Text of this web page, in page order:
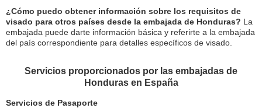
¿Cómo puedo obtener información sobre los requisitos de
visado para otros países desde la embajada de Honduras? La
embajada puede darte información básica y referirte a la embajada
del país correspondiente para detalles específicos de visado.
Servicios proporcionados por las embajadas de
Honduras en España
Servicios de Pasaporte